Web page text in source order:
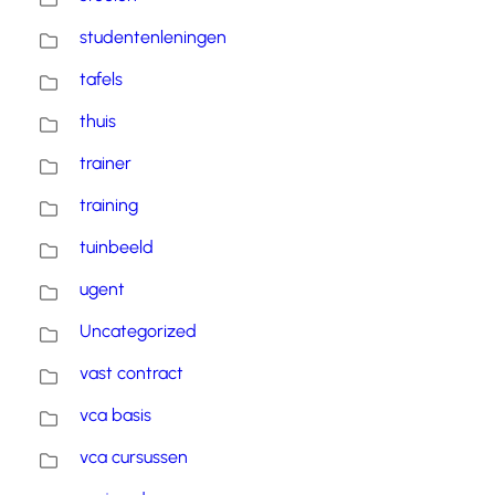
studentenleningen
tafels
thuis
trainer
training
tuinbeeld
ugent
Uncategorized
vast contract
vca basis
vca cursussen